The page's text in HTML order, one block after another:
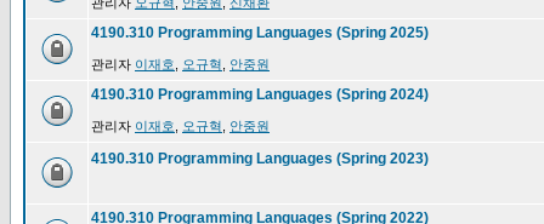
4190.310 Programming Languages (Spring 2025)
관리자 이재호 오규혁 안중원
4190.310 Programming Languages (Spring 2024)
관리자 이재호 오규혁 안중원
4190.310 Programming Languages (Spring 2023)
4190.310 Programming Languages (Spring 2022)